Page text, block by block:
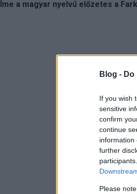
Blog -
If you wish
sensitive
confirm
continue
information
further
Please
Íme a magyar nyelvű előzetes a